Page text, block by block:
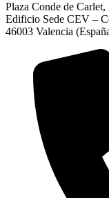
Plaza Conde de Carlet,
Edificio Sede CEV –
46003 Valencia